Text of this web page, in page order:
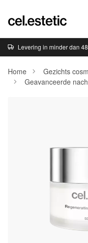
Levering in minder dan
Home
Gezichts
Geavanceerde